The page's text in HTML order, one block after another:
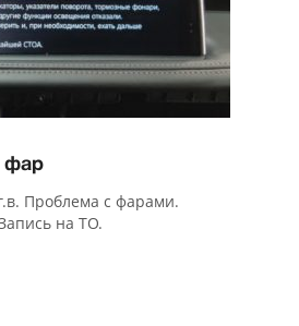
фар
Проблема с фарами.
на ТО.